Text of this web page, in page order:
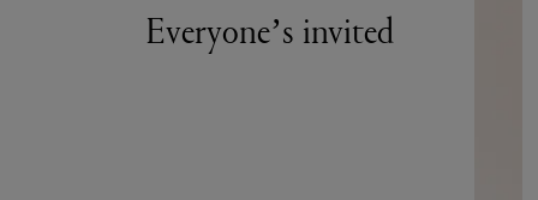
Everyone’s invited